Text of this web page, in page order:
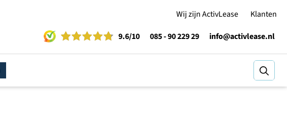
Wij zijn ActivLease
Klanten
9.6/10 085 - 90 229 29 info@activlease.nl